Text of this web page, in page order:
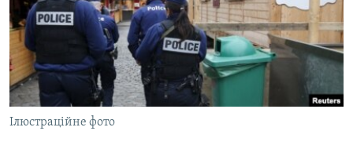
СПЕЦПРОЕКТИ
ВІДЕОУРОКИ «ELIFBE»
СВІДЧЕННЯ ОКУПАЦІЇ
УКРАЇНСЬКА ПРОБЛЕМА КРИМУ
ЯК ОБІЙТИ БЛОКУВАННЯ
Русский
Qırımtatar
Ілюстраційне фото